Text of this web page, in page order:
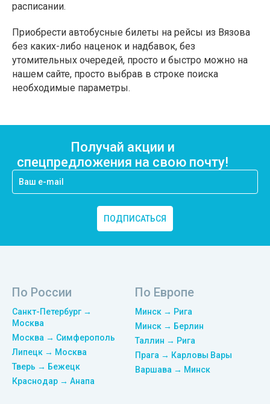
расписании.
Приобрести автобусные билеты на рейсы из Вязова
без каких-либо наценок и надбавок, без
утомительных очередей, просто и быстро можно на
нашем сайте, просто выбрав в строке поиска
необходимые параметры.
Получай акции и
спецпредложения на свою почту!
ПОДПИСАТЬСЯ
По России
Санкт-Петербург →
Москва
Москва → Симферополь
Липецк → Москва
Тверь → Бежецк
Краснодар → Анапа
По Европе
Минск → Рига
Минск → Берлин
Таллин → Рига
Прага → Карловы Вары
Варшава → Минск